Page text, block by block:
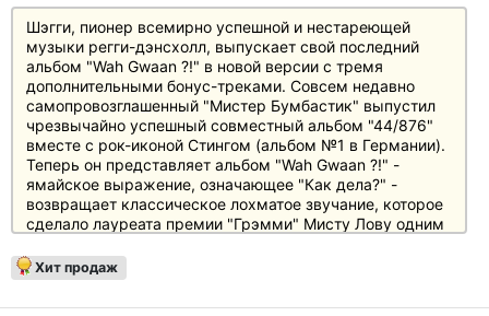
Шэгги, пионер всемирно успешной и нестареющей
музыки регги-дэнсхолл, выпускает свой последний
альбом "Wah Gwaan ?!" в новой версии с тремя
дополнительными бонус-треками. Совсем недавно
самопровозглашенный "Мистер Бумбастик" выпустил
чрезвычайно успешный совместный альбом "44/876"
вместе с рок-иконой Стингом (альбом №1 в Германии).
Теперь он представляет альбом "Wah Gwaan ?!" -
ямайское выражение, означающее "Как дела?" -
возвращает классическое лохматое звучание, которое
сделало лауреата премии "Грэмми" Мисту Лову одним
продавшим более тридцати миллионов записей по
всему миру.
Хит продаж